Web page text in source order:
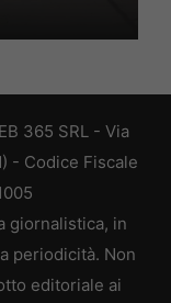
365 SRL - Via
- Codice Fiscale
giornalistica, in
periodicità. Non
editoriale ai